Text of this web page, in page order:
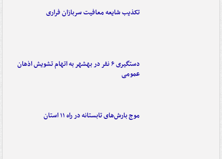
تکذیب شایعه معافیت سربازان فراری
دستگیری ۶ نفر در بهشهر به اتهام تشویش اذهان
عمومی
موج بارش‌های تابستانه در راه ۱۱ استان